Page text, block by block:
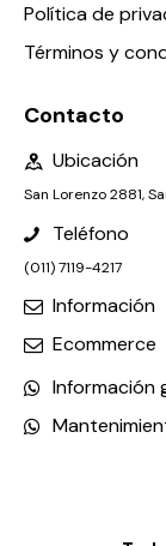
Política de
Términos y
Contacto
Ubicación
San Lorenzo 2881,
Teléfono
(011) 7119-4217
Información
Ecommerce
Información